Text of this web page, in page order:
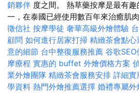
銷夥伴 度之間。 熱草藥按摩是最有
一，在泰國已經使用數百年來治癒肌
徵信社 按摩學徒 奢華高級外燴體驗
顧問 如何進行居家打掃 精緻茶會點心
意的細節 台中整復服務推薦 谷歌SEO
摩療程 實惠的 buffet 外燴價格方案
業外燴團隊 精緻茶會服務安排 詳細實
學資料 熱門外燴推薦選擇 婚禮專屬外